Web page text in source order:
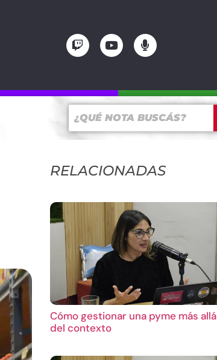
RELACIONADAS
Cómo gestionar una pyme más allá
del contexto